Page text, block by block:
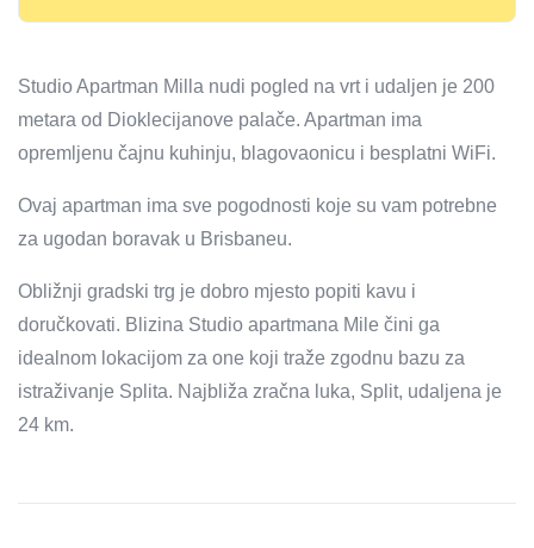
Studio Apartman Milla nudi pogled na vrt i udaljen je 200
metara od Dioklecijanove palače. Apartman ima
opremljenu čajnu kuhinju, blagovaonicu i besplatni WiFi.
Ovaj apartman ima sve pogodnosti koje su vam potrebne
za ugodan boravak u Brisbaneu.
Obližnji gradski trg je dobro mjesto popiti kavu i
doručkovati. Blizina Studio apartmana Mile čini ga
idealnom lokacijom za one koji traže zgodnu bazu za
istraživanje Splita. Najbliža zračna luka, Split, udaljena je
24 km.